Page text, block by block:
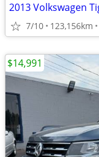
7/10 123,156km
$14,991